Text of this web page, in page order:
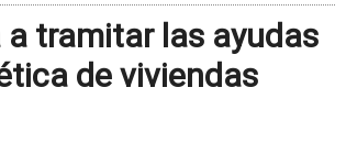
tramitar las ayudas
de viviendas